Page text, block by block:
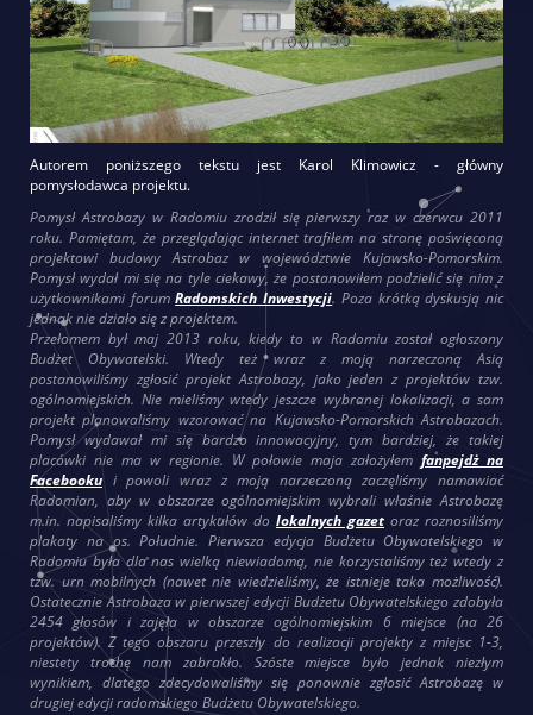
Autorem poniższego tekstu jest Karol Klimowicz - główny
pomysłodawca projektu.
Pomysł Astrobazy w Radomiu zrodził się pierwszy raz w czerwcu 2011
roku. Pamiętam, że przeglądając internet trafiłem na stronę poświęconą
projektowi budowy Astrobaz w województwie Kujawsko-Pomorskim.
Pomysł wydał mi się na tyle ciekawy, że postanowiłem podzielić się nim z
użytkownikami forumRadomskich Inwestycji. Poza krótką dyskusją nic
jednak nie działo się z projektem.
Przełomem był maj 2013 roku, kiedy to w Radomiu został ogłoszony
Budżet Obywatelski. Wtedy też wraz z moją narzeczoną Asią
postanowiliśmy zgłosić projekt Astrobazy, jako jeden z projektów tzw.
ogólnomiejskich. Nie mieliśmy wtedy jeszcze wybranej lokalizacji, a sam
projekt planowaliśmy wzorować na Kujawsko-Pomorskich Astrobazach.
Pomysł wydawał mi się bardzo innowacyjny, tym bardziej, że takiej
placówki nie ma w regionie. W połowie maja założyłem fanpejdż na
Facebookui powoli wraz z moją narzeczoną zaczęliśmy namawiać
Radomian, aby w obszarze ogólnomiejskim wybrali właśnie Astrobazę
m.in. napisaliśmy kilka artykułów do lokalnych gazet oraz roznosiliśmy
plakaty na os. Południe. Pierwsza edycja Budżetu Obywatelskiego w
Radomiu była dla nas wielką niewiadomą, nie korzystaliśmy też wtedy z
tzw. urn mobilnych (nawet nie wiedzieliśmy, że istnieje taka możliwość).
Ostatecznie Astrobaza w pierwszej edycji Budżetu Obywatelskiego zdobyła
2454 głosów i zajęła w obszarze ogólnomiejskim 6 miejsce (na 26
projektów). Z tego obszaru przeszły do realizacji projekty z miejsc 1-3,
niestety trochę nam zabrakło. Szóste miejsce było jednak niezłym
wynikiem, dlatego zdecydowaliśmy się ponownie zgłosić Astrobazę w
drugiej edycji radomskiego Budżetu Obywatelskiego.